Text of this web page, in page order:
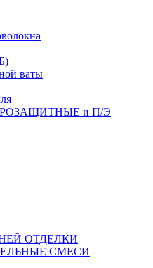
ваты
и П/Э
ОТДЕЛКИ
СМЕСИ